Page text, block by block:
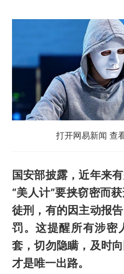
打开网易新闻 查
国安部披露，近年来
“美人计”要挟窃密而
徒刑，有的因主动报
罚。这提醒所有涉密
套，切勿隐瞒，及时
才是唯一出路。